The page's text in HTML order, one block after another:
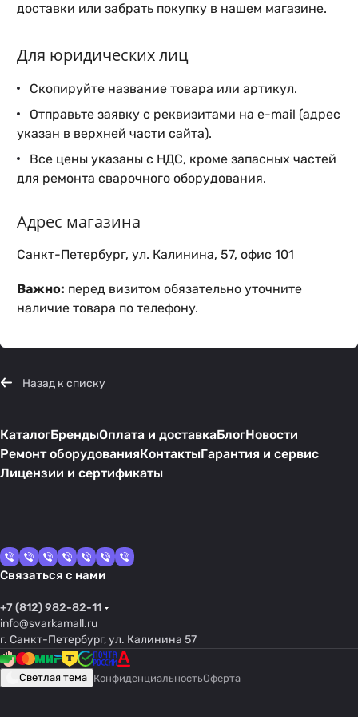
доставки или забрать покупку в нашем магазине.
Для юридических лиц
Скопируйте название товара или артикул.
Отправьте заявку с реквизитами на e-mail (адрес
указан в верхней части сайта).
Все цены указаны с НДС, кроме запасных частей
для ремонта сварочного оборудования.
Адрес магазина
Санкт-Петербург, ул. Калинина, 57, офис 101
Важно: перед визитом обязательно уточните
наличие товара по телефону.
Назад к списку
КаталогБрендыОплата и доставкаБлогНовости
Ремонт оборудованияКонтактыГарантия и сервис
Лицензии и сертификаты
Связаться с нами
+7 (812) 982-82-11
info@svarkamall.ru
г. Санкт-Петербург, ул. Калинина 57
Светлая тема КонфиденциальностьОферта